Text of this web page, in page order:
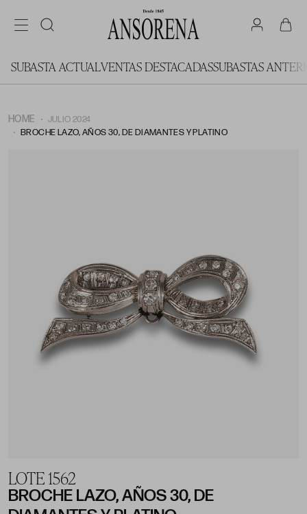
SUBASTA ACTUALVENTAS DESTACADASSUBASTAS
HOME
JULIO 2024
BROCHE LAZO, AÑOS 30, DE DIAMANTES Y PLATINO
LOTE 1562
BROCHE LAZO, AÑOS 30, DE